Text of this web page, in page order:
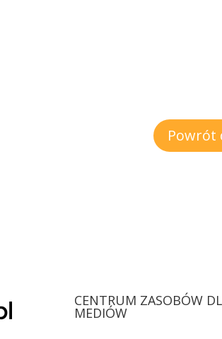
Powrót
CENTRUM ZASOBÓW
MEDIÓW